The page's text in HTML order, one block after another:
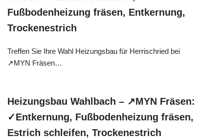
Fußbodenheizung fräsen, Entkernung,
Trockenestrich
Treffen Sie Ihre Wahl Heizungsbau für Herrischried bei
↗️MYN Fräsen…
Heizungsbau Wahlbach – ↗️MYN Fräsen:
✓Entkernung, Fußbodenheizung fräsen,
Estrich schleifen, Trockenestrich